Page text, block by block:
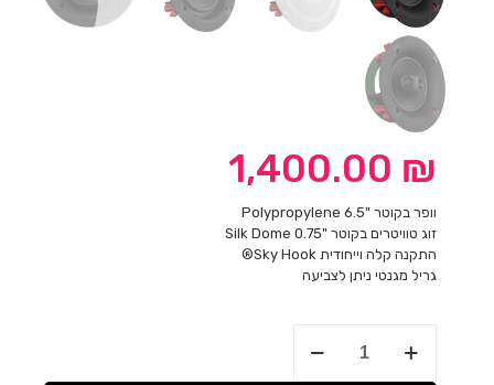
1,400.00 ₪
וופר בקוטר "6.5 Polypropylene
זוג טוויטרים בקוטר "0.75 Silk Dome
התקנה קלה וייחודית Sky Hook®
גריל מגנטי ניתן לצביעה